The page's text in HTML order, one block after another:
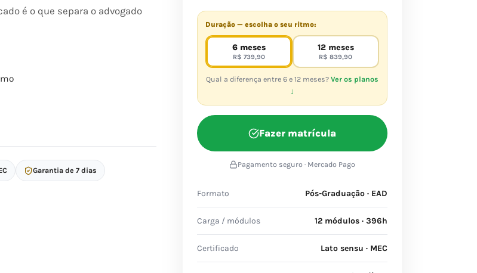
é o que separa o advogado
Garantia de 7 dias
Duração — escolha o seu ritmo:
6 meses
R$ 739,90
12 meses
R$ 839,90
Qual a diferença entre 6 e 12 meses?Ver os planos
↓
Fazer matrícula
Pagamento seguro · Mercado Pago
Formato Pós-Graduação · EAD
Carga / módulos 12 módulos · 396h
Certificado Lato sensu · MEC